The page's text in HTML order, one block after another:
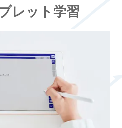
レット学習